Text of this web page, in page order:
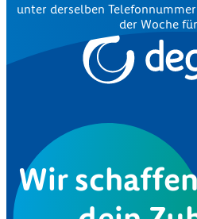
unter derselben
der Woche
Wir